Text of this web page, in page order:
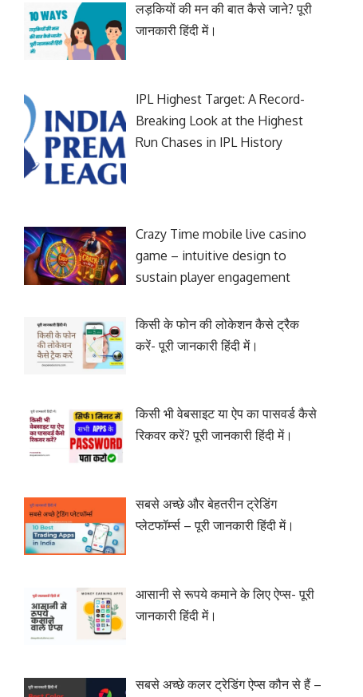
लड़कियों की मन की बात कैसे जाने? पूरी
जानकारी हिंदी में।
IPL Highest Target: A Record-
Breaking Look at the Highest
Run Chases in IPL History
Crazy Time mobile live casino
game – intuitive design to
sustain player engagement
किसी के फोन की लोकेशन कैसे ट्रैक
करें- पूरी जानकारी हिंदी में।
किसी भी वेबसाइट या ऐप का पासवर्ड कैसे
रिकवर करें? पूरी जानकारी हिंदी में।
सबसे अच्छे और बेहतरीन ट्रेडिंग
प्लेटफॉर्म्स – पूरी जानकारी हिंदी में।
आसानी से रूपये कमाने के लिए ऐप्स- पूरी
जानकारी हिंदी में।
सबसे अच्छे कलर ट्रेडिंग ऐप्स कौन से हैं –